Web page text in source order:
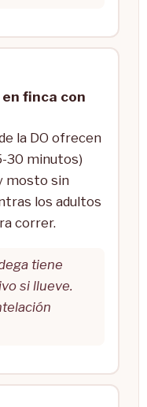
finca con
la DO ofrecen
30 minutos)
mosto sin
los adultos
correr.
tiene
si llueve.